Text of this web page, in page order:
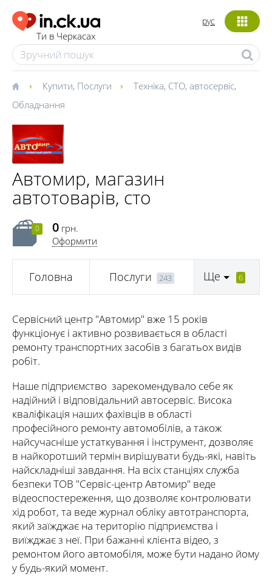
Ти в Черкасах
рус
Купити, Послуги Техніка, СТО, автосервіс,
Обладнання
Автомир, магазин
автотоварів, сто
0 0 грн.
Оформити
Головна Послуги 243 Ще 6
Сервісний центр "Автомир" вже 15 років
функціонує і активно розвивається в області
ремонту транспортних засобів з багатьох видів
робіт.
Наше підприємство зарекомендувало себе як
надійний і відповідальний автосервіс. Висока
кваліфікація наших фахівців в області
професійного ремонту автомобілів, а також
найсучасніше устаткування і інструмент, дозволяє
в найкоротший термін вирішувати будь-які, навіть
найскладніші завдання. На всіх станціях служба
безпеки ТОВ "Сервіс-центр Автомир" веде
відеоспостереження, що дозволяє контролювати
хід робот, та веде журнал обліку автотранспорта,
який заїжджає на територію підприємства і
виїжджає з неї. При бажанні клієнта відео, з
ремонтом його автомобіля, може бути надано йому
у будь-який момент.